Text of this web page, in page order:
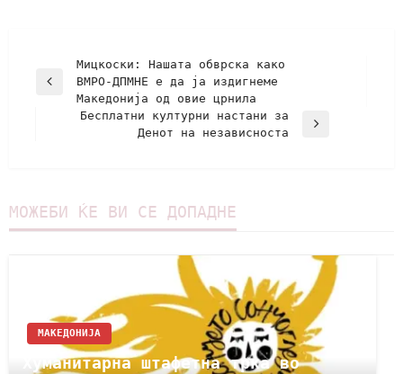
Мицкоски: Нашата обврска како
ВМРО-ДПМНЕ е да ја издигнеме
Македонија од овие црнила
Бесплатни културни настани за
Денот на независноста
МОЖЕБИ ЌЕ ВИ СЕ ДОПАДНЕ
МАКЕДОНИЈА
Хуманитарна штафетна трка во